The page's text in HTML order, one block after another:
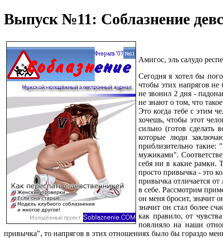
Выпуск №11: Соблазнение
Амигос, эль салудо
Сегодня я хотел бы
чтобы этих напрягов
не звонил 2 дня -
не знают о том, что
Это когда тебе с этим
хочешь, чтобы этот
сильно (готов сделать
которые люди
приблизительно
мужиками".
себя ни в какие рамки.
просто привычка - это
привычка отличается от
в себе. Рассмотрим
он меня бросит, значит
значит он стал более
как правило, от
повлияло на наши
привычка", то напрягов в этих отношениях было бы гораздо